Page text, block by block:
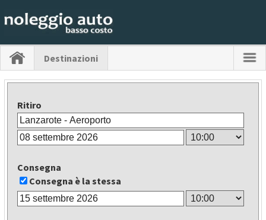
Destinazioni
Ritiro
Consegna
Consegna è la stessa